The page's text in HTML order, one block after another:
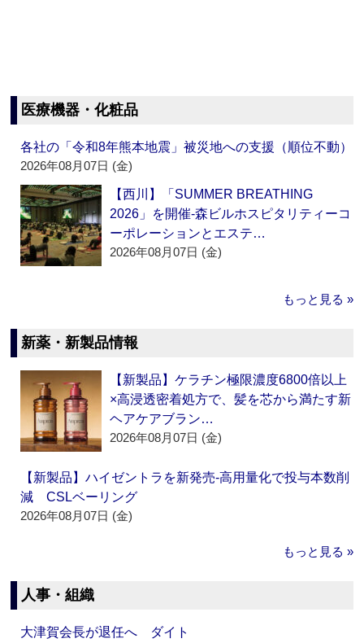
医療機器・化粧品
各社の「令和8年熊本地震」被災地への支援（順位不動）
2026年08月07日 (金)
【西川】「SUMMER BREATHING
2026」を開催‐森ビルホスピタリティーコ
ーポレーションとエステ…
2026年08月07日 (金)
もっと見る »
新薬・新製品情報
【新製品】ケラチン極限濃度6800倍以上
×高浸透密着処方で、髪を芯から満たす新
ヘアケアブラン…
2026年08月07日 (金)
【新製品】ハイゼントラを新発売‐高用量化で投与本数削
減 CSLベーリング
2026年08月07日 (金)
もっと見る »
人事・組織
大津賀会長が退任へ ダイト